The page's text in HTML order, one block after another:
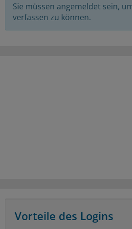
Sie müssen angemeldet sein,
verfassen zu können.
Vorteile des Logins